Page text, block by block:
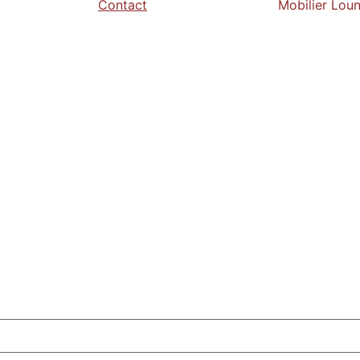
Contact Mobilier